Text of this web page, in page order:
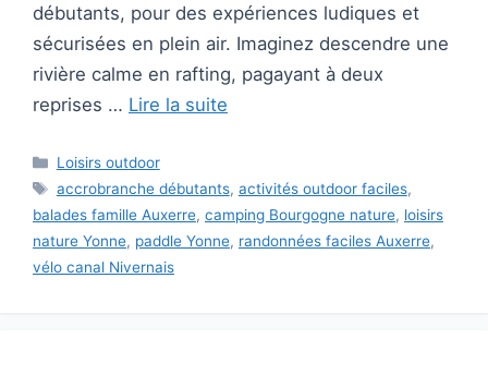
débutants, pour des expériences ludiques et
sécurisées en plein air. Imaginez descendre une
rivière calme en rafting, pagayant à deux
reprises … Lire la suite
Catégories
Loisirs outdoor
Étiquettes
accrobranche débutants, activités outdoor faciles,
balades famille Auxerre, camping Bourgogne nature, loisirs
nature Yonne, paddle Yonne, randonnées faciles Auxerre,
vélo canal Nivernais